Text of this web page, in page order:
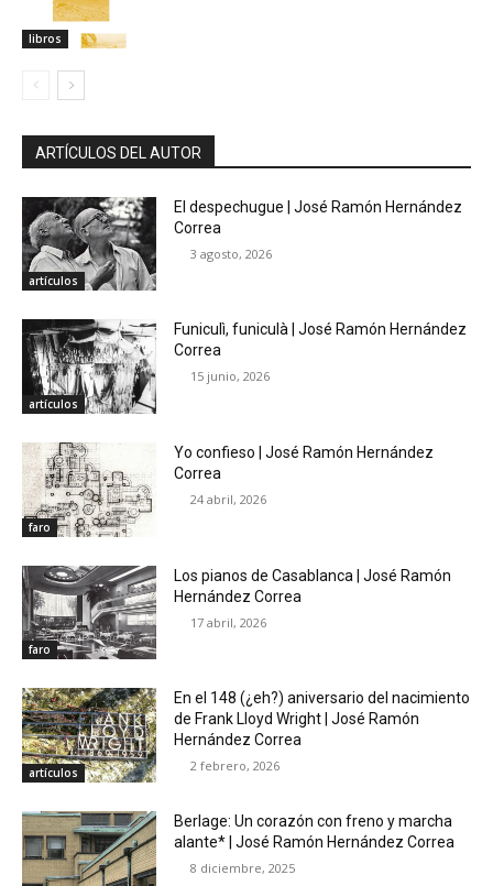
libros
ARTÍCULOS DEL AUTOR
artículos
El despechugue | José Ramón Hernández
Correa
3 agosto, 2026
artículos
Funiculì, funiculà | José Ramón Hernández
Correa
15 junio, 2026
faro
Yo confieso | José Ramón Hernández
Correa
24 abril, 2026
faro
Los pianos de Casablanca | José Ramón
Hernández Correa
17 abril, 2026
artículos
En el 148 (¿eh?) aniversario del nacimiento
de Frank Lloyd Wright | José Ramón
Hernández Correa
2 febrero, 2026
Berlage: Un corazón con freno y marcha
alante* | José Ramón Hernández Correa
8 diciembre, 2025